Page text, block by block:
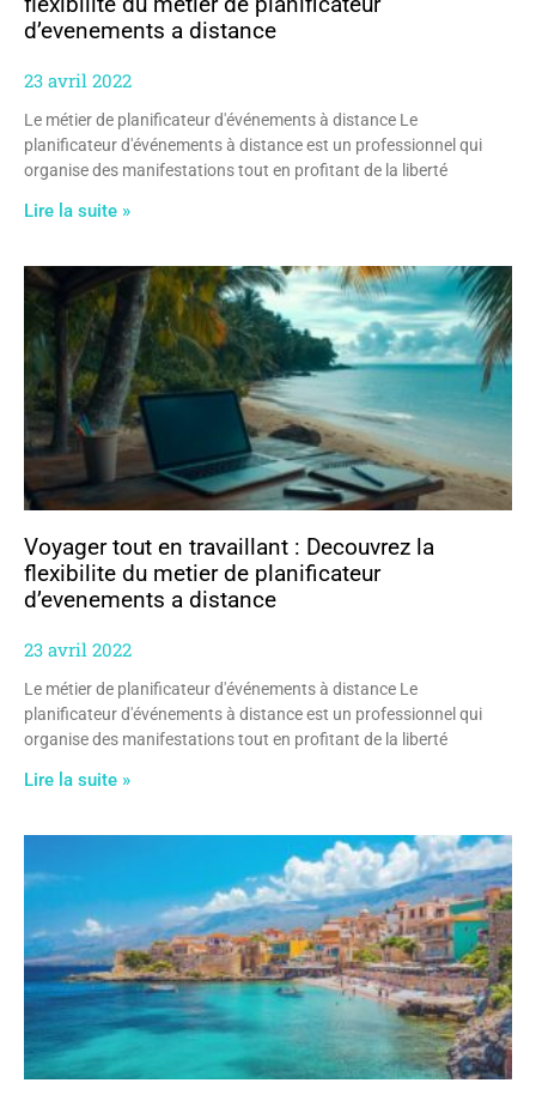
d’evenements a distance
23 avril 2022
Le métier de planificateur d'événements à distance Le
planificateur d'événements à distance est un professionnel qui
organise des manifestations tout en profitant de la liberté
Lire la suite »
Voyager tout en travaillant : Decouvrez la
flexibilite du metier de planificateur
d’evenements a distance
23 avril 2022
Le métier de planificateur d'événements à distance Le
planificateur d'événements à distance est un professionnel qui
organise des manifestations tout en profitant de la liberté
Lire la suite »